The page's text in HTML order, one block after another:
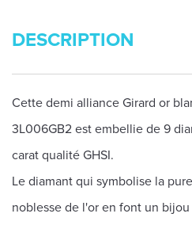
DESCRIPTION
Cette demi alliance Girard or
3L006GB2 est embellie de 9
carat qualité GHSI.
Le diamant qui symbolise la
noblesse de l'or en font un